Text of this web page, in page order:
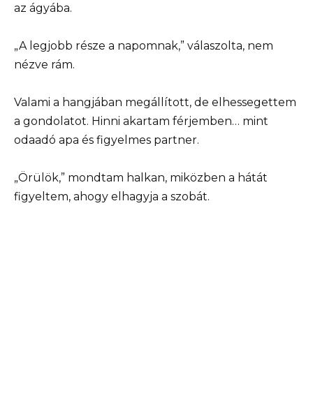
az ágyába.
„A legjobb része a napomnak,” válaszolta, nem
nézve rám.
Valami a hangjában megállított, de elhessegettem
a gondolatot. Hinni akartam férjemben… mint
odaadó apa és figyelmes partner.
„Örülök,” mondtam halkan, miközben a hátát
figyeltem, ahogy elhagyja a szobát.